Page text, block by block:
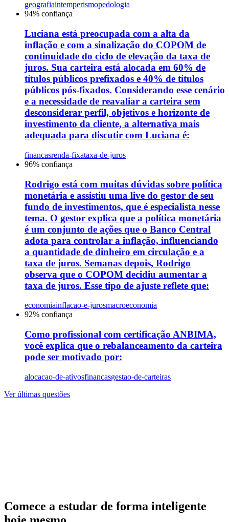
geografiaintemperismopedologia
94% confiança
Luciana está preocupada com a alta da
inflação e com a sinalização do COPOM de
continuidade do ciclo de elevação da taxa de
juros. Sua carteira está alocada em 60% de
títulos públicos prefixados e 40% de títulos
públicos pós-fixados. Considerando esse cenário
e a necessidade de reavaliar a carteira sem
desconsiderar perfil, objetivos e horizonte de
investimento da cliente, a alternativa mais
adequada para discutir com Luciana é:
financasrenda-fixataxa-de-juros
96% confiança
Rodrigo está com muitas dúvidas sobre política
monetária e assistiu uma live do gestor de seu
fundo de investimentos, que é especialista nesse
tema. O gestor explica que a política monetária
é um conjunto de ações que o Banco Central
adota para controlar a inflação, influenciando
a quantidade de dinheiro em circulação e a
taxa de juros. Semanas depois, Rodrigo
observa que o COPOM decidiu aumentar a
taxa de juros. Esse tipo de ajuste reflete que:
economiainflacao-e-jurosmacroeconomia
92% confiança
Como profissional com certificação ANBIMA,
você explica que o rebalanceamento da carteira
pode ser motivado por:
alocacao-de-ativosfinancasgestao-de-carteiras
Ver últimas questões
Comece a estudar de forma inteligente